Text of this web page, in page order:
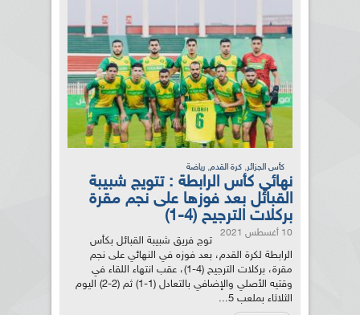
كأس الجزائر, كرة القدم, رياضة
نهائي كأس الرابطة : تتويج شبيبة
القبائل بعد فوزها على نجم مقرة
بركلات الترجيح (4-1)
10 أغسطس 2021
توج فريق شبيبة القبائل بكأس
الرابطة لكرة القدم، بعد فوزه في النهائي على نجم
مقرة، بركلات الترجيح (4-1)، عقب انتهاء اللقاء في
وقتيه الأصلي والإضافي بالتعادل (1-1) ثم (2-2) اليوم
الثلاثاء بملعب 5...